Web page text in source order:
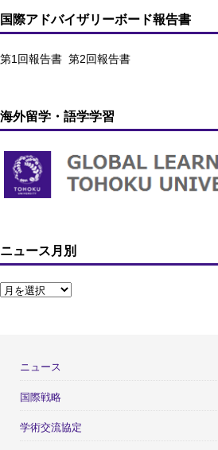
国際アドバイザリーボード報告書
第1回報告書 第2回報告書
海外留学・語学学習
ニュース月別
ニュース
国際戦略
学術交流協定